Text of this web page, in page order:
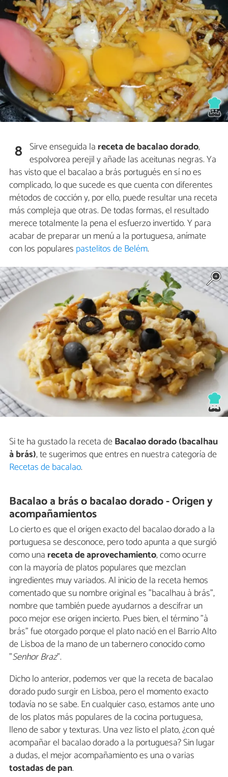
8 Sirve enseguida la receta de bacalao dorado,
espolvorea perejil y añade las aceitunas negras. Ya
has visto que el bacalao a brás portugués en sí no es
complicado, lo que sucede es que cuenta con diferentes
métodos de cocción y, por ello, puede resultar una receta
más compleja que otras. De todas formas, el resultado
merece totalmente la pena el esfuerzo invertido. Y para
acabar de preparar un menú a la portuguesa, anímate
con los populares pastelitos de Belém.
Si te ha gustado la receta deBacalao dorado (bacalhau
à brás), te sugerimos que entres en nuestra categoría de
Recetas de bacalao.
Bacalao a brás o bacalao dorado - Origen y
acompañamientos
Lo cierto es que el origen exacto del bacalao dorado a la
portuguesa se desconoce, pero todo apunta a que surgió
como una receta de aprovechamiento, como ocurre
con la mayoría de platos populares que mezclan
ingredientes muy variados. Al inicio de la receta hemos
comentado que su nombre original es "bacalhau à brás",
nombre que también puede ayudarnos a descifrar un
poco mejor ese origen incierto. Pues bien, el término "à
brás" fue otorgado porque el plato nació en el Barrio Alto
de Lisboa de la mano de un tabernero conocido como
"Senhor Braz".
Dicho lo anterior, podemos ver que la receta de bacalao
dorado pudo surgir en Lisboa, pero el momento exacto
todavía no se sabe. En cualquier caso, estamos ante uno
de los platos más populares de la cocina portuguesa,
lleno de sabor y texturas. Una vez listo el plato, ¿con qué
acompañar el bacalao dorado a la portuguesa? Sin lugar
a dudas, el mejor acompañamiento es una o varias
tostadas de pan.